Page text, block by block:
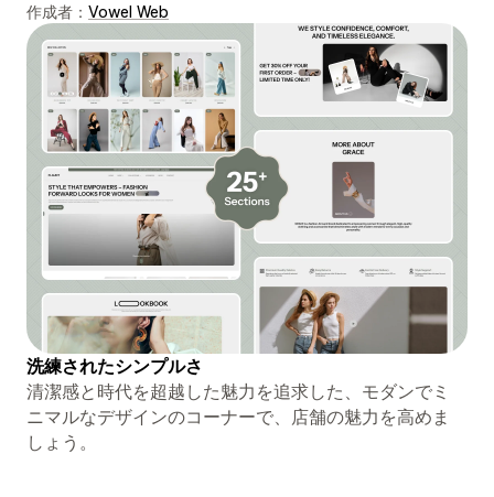
作成者： Vowel Web
洗練されたシンプルさ
清潔感と時代を超越した魅力を追求した、モダンでミ
ニマルなデザインのコーナーで、店舗の魅力を高めま
しょう。